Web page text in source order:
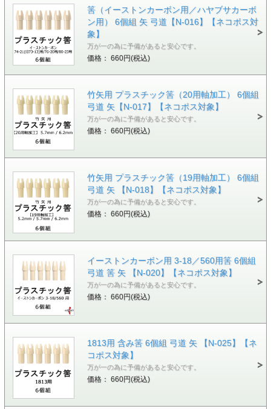
筈（イーストンカーボン用／ハヤブサカーボ
ン用） 6個組 矢 弓道【N-016】【ネコポス対
象】
万が一の為に予備があると安心です。
価格： 660円(税込)
竹矢用 プラスチック筈（20用軸加工） 6個組
弓道 矢【N-017】【ネコポス対象】
万が一の為に予備があると安心です。
価格： 660円(税込)
竹矢用 プラスチック筈（19用軸加工） 6個組
弓道 矢 【N-018】【ネコポス対象】
万が一の為に予備があると安心です。
価格： 660円(税込)
イーストンカーボン用 3-18／560用筈 6個組
弓道 筈 矢 【N-020】【ネコポス対象】
万が一の為に予備があると安心です。
価格： 660円(税込)
1813用 含み筈 6個組 弓道 矢 【N-025】【ネ
コポス対象】
万が一の為に予備があると安心です。
価格： 660円(税込)